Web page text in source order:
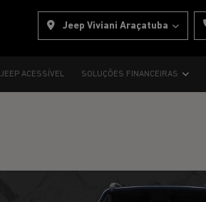
Jeep Viviani Araçatuba
JEEP ACESSÍVEL SOLUÇÕES FINANCEIRAS